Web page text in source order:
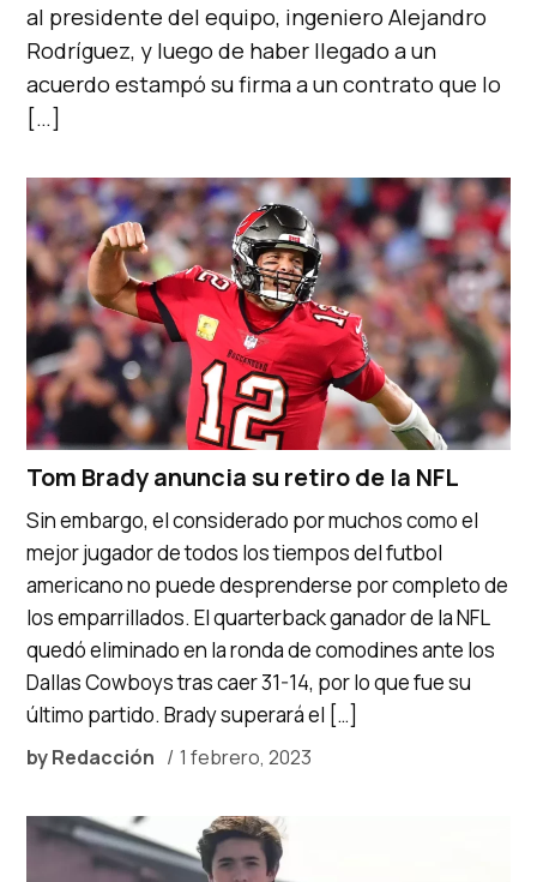
al presidente del equipo, ingeniero Alejandro
Rodríguez, y luego de haber llegado a un
acuerdo estampó su firma a un contrato que lo
[…]
Tom Brady anuncia su retiro de la NFL
byRedacción 1 febrero, 2023
Sin embargo, el considerado por muchos como el
mejor jugador de todos los tiempos del futbol
americano no puede desprenderse por completo de
los emparrillados. El quarterback ganador de la NFL
quedó eliminado en la ronda de comodines ante los
Dallas Cowboys tras caer 31-14, por lo que fue su
último partido. Brady superará el […]